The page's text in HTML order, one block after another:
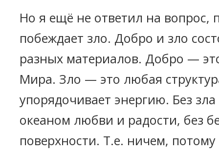
Но я ещё не ответил на вопрос,
побеждает зло. Добро и зло
разных материалов. Добро —
Мира. Зло — это любая
упорядочивает энергию. Без
океаном любви и радости, без
поверхности. Т.е. ничем, потому